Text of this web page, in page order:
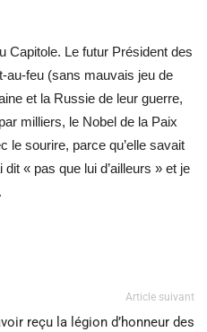
Capitole. Le futur Président des
au-feu (sans mauvais jeu de
et la Russie de leur guerre,
milliers, le Nobel de la Paix
le sourire, parce qu’elle savait
dit « pas que lui d’ailleurs » et je
Article suivant
reçu la légion d’honneur des